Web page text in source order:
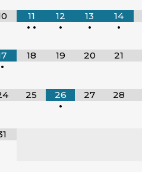
janela)
11
• •
12
•
13
•
14
•
•
18 19 20 21
25
26
•
27 28